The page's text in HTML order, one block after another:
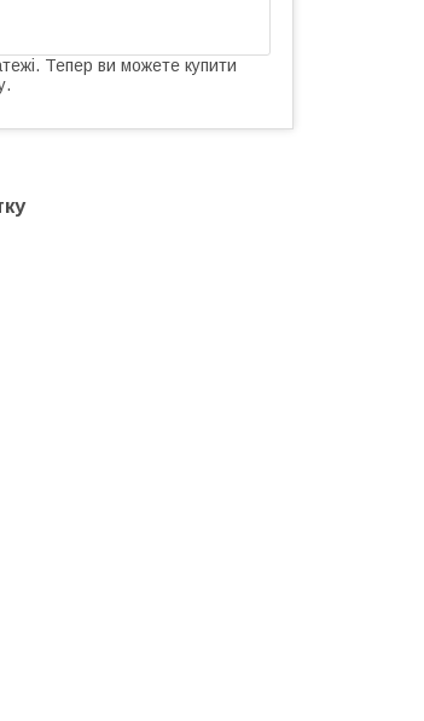
Тепер ви можете купити